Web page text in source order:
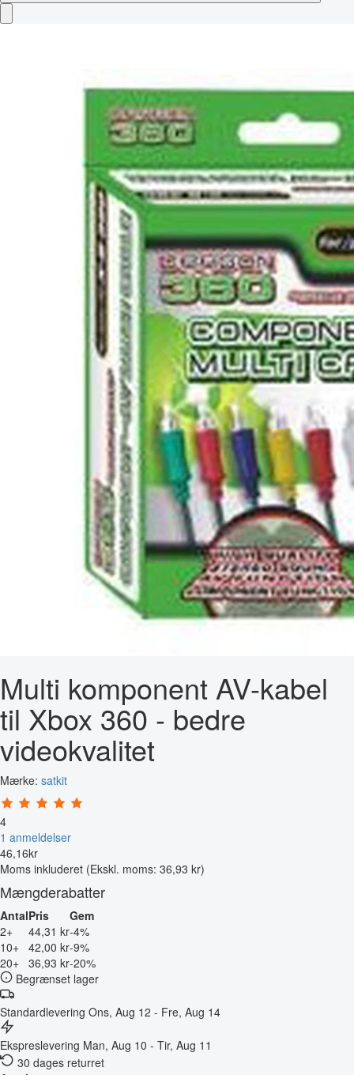
Multi komponent AV-kabel
til Xbox 360 - bedre
videokvalitet
Mærke: satkit
4
1 anmeldelser
46,16kr
Moms inkluderet (Ekskl. moms: 36,93 kr)
Mængderabatter
AntalPris
Gem
2+
44,31 kr-4%
10+ 42,00 kr-9%
20+ 36,93 kr-20%
Begrænset lager
Standardlevering Ons, Aug 12 - Fre, Aug 14
Ekspreslevering Man, Aug 10 - Tir, Aug 11
30 dages returret